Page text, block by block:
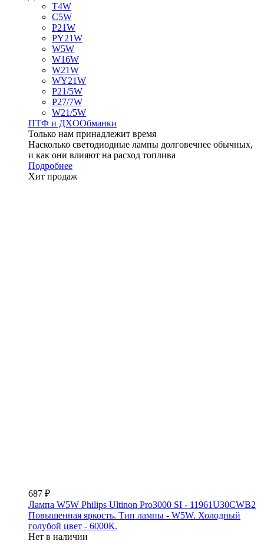
T4W
C5W
P21W
PY21W
W5W
W16W
W21W
WY21W
P21/5W
P27/7W
W21/5W
ПТФ и ДXООбманки
Только нам принадлежит время
Насколько светодиодные лампы долговечнее обычных,
и как они влияют на расход топлива
Подробнее
Хит продаж
687 ₽
Лампа W5W Philips Ultinon Pro3000 SI - 11961U30CWB2
Повышенная яркость. Тип лампы - W5W. Холодный
голубой цвет - 6000К.
Нет в наличии